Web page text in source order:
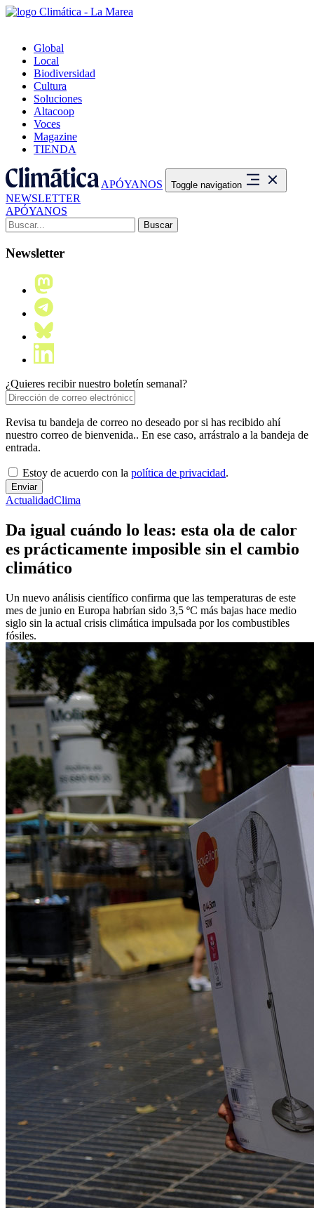
Global
Local
Biodiversidad
Cultura
Soluciones
Altacoop
Voces
Magazine
TIENDA
APÓYANOS Toggle navigation
NEWSLETTER
APÓYANOS
Buscar:
Newsletter
¿Quieres recibir nuestro boletín semanal?
Revisa tu bandeja de correo no deseado por si has recibido ahí
nuestro correo de bienvenida.. En ese caso, arrástralo a la bandeja de
entrada.
Estoy de acuerdo con la política de privacidad.
ActualidadClima
Da igual cuándo lo leas: esta ola de calor
es prácticamente imposible sin el cambio
climático
Un nuevo análisis científico confirma que las temperaturas de este
mes de junio en Europa habrían sido 3,5 ºC más bajas hace medio
siglo sin la actual crisis climática impulsada por los combustibles
fósiles.